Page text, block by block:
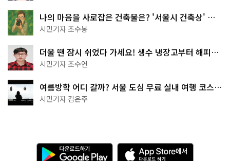
나의 마음을 사로잡은 건축물은? '서울시 건축상' 수
상작 공개!
시민기자 조수봉
더울 땐 잠시 쉬었다 가세요! 생수 냉장고부터 해피소
·무더위쉼터까지
시민기자 조수연
여름방학 어디 갈까? 서울 도심 무료 실내 여행 코스
추천
시민기자 김은주
다
운
A
p